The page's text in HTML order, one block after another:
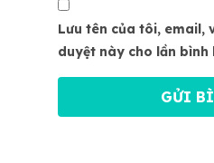
Lưu tên của tôi, email,
duyệt này cho lần bình